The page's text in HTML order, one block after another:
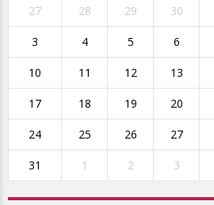
27 28 29 30
3 4 5 6
10 11 12 13
17 18 19 20
24 25 26 27
31 1 2 3